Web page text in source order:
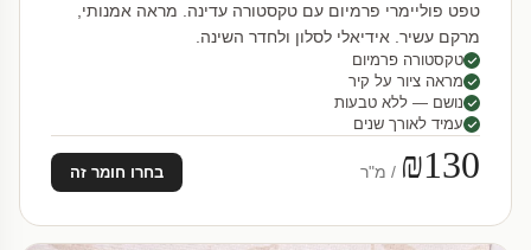
טפט פוליימרי פרמיום עם טקסטורה עדינה. מראה אמנותי,
מרקם עשיר. אידיאלי לסלון ולחדר השינה.
טקסטורה פרמיום
מראה ציור על קיר
נושם — ללא טבעות
עמיד לאורך שנים
₪130 / מ"ר בחרו חומר זה